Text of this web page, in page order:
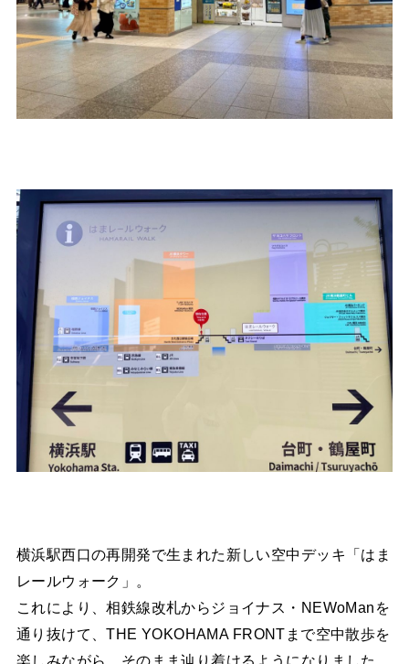
横浜駅西口の再開発で生まれた新しい空中デッキ「はま
レールウォーク」。
これにより、相鉄線改札からジョイナス・NEWoManを
通り抜けて、THE YOKOHAMA FRONTまで空中散歩を
楽しみながら、そのまま辿り着けるようになりました。